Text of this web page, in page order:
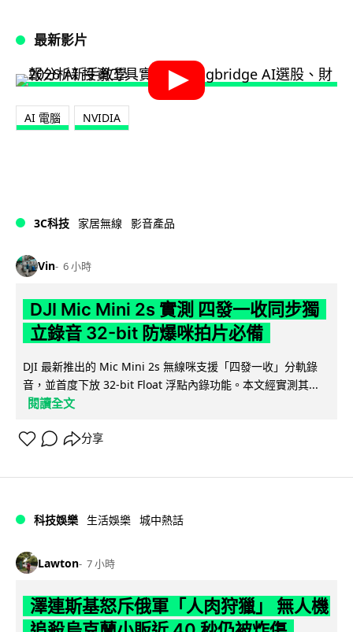
最新影片
AI 電腦 NVIDIA
3C科技 家居無線 影音產品
Vin 6 小時
DJI Mic Mini 2s 實測 四發一收同步獨
立錄音 32-bit 防爆咪拍片必備
DJI 最新推出的 Mic Mini 2s 無線咪支援「四發一收」分軌錄
音，並首度下放 32-bit Float 浮點內錄功能。本文經實測其...
閱讀全文
分享
科技娛樂 生活娛樂 城中熱話
Lawton 7 小時
澤連斯基怒斥俄軍「人肉狩獵」 無人機